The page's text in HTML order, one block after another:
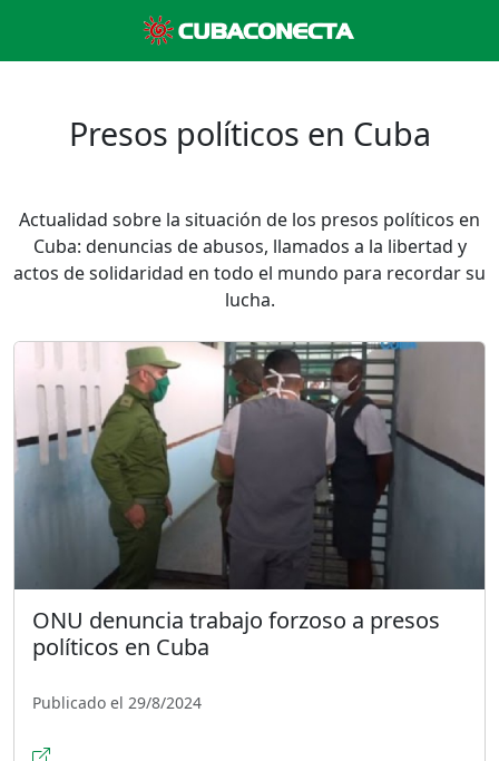
Presos políticos en Cuba
Actualidad sobre la situación de los presos políticos en
Cuba: denuncias de abusos, llamados a la libertad y
actos de solidaridad en todo el mundo para recordar su
lucha.
ONU denuncia trabajo forzoso a presos
políticos en Cuba
Publicado el 29/8/2024